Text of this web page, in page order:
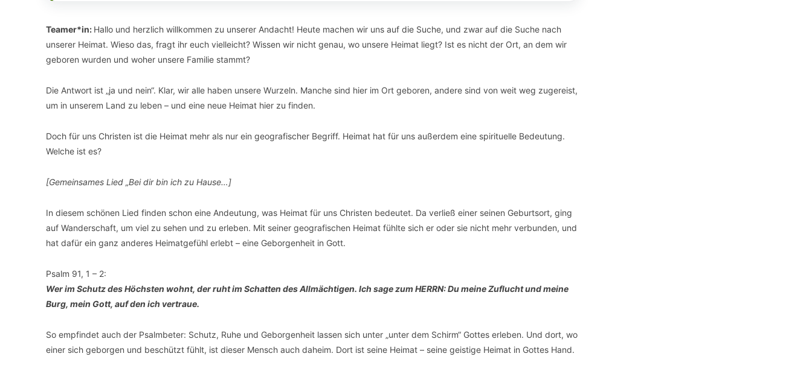
Teamer*in: Hallo und herzlich willkommen zu unserer Andacht! Heute machen wir uns auf die Suche, und zwar auf die Suche nach
unserer Heimat. Wieso das, fragt ihr euch vielleicht? Wissen wir nicht genau, wo unsere Heimat liegt? Ist es nicht der Ort, an dem wir
geboren wurden und woher unsere Familie stammt?
Die Antwort ist „ja und nein“. Klar, wir alle haben unsere Wurzeln. Manche sind hier im Ort geboren, andere sind von weit weg zugereist,
um in unserem Land zu leben – und eine neue Heimat hier zu finden.
Doch für uns Christen ist die Heimat mehr als nur ein geografischer Begriff. Heimat hat für uns außerdem eine spirituelle Bedeutung.
Welche ist es?
[Gemeinsames Lied „Bei dir bin ich zu Hause…]
In diesem schönen Lied finden schon eine Andeutung, was Heimat für uns Christen bedeutet. Da verließ einer seinen Geburtsort, ging
auf Wanderschaft, um viel zu sehen und zu erleben. Mit seiner geografischen Heimat fühlte sich er oder sie nicht mehr verbunden, und
hat dafür ein ganz anderes Heimatgefühl erlebt – eine Geborgenheit in Gott.
Psalm 91, 1 – 2:
Wer im Schutz des Höchsten wohnt, der ruht im Schatten des Allmächtigen. Ich sage zum HERRN: Du meine Zuflucht und meine
Burg, mein Gott, auf den ich vertraue.
So empfindet auch der Psalmbeter: Schutz, Ruhe und Geborgenheit lassen sich unter „unter dem Schirm“ Gottes erleben. Und dort, wo
einer sich geborgen und beschützt fühlt, ist dieser Mensch auch daheim. Dort ist seine Heimat – seine geistige Heimat in Gottes Hand.